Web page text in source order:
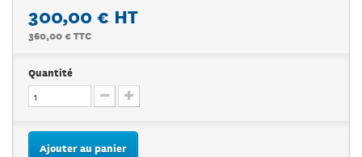
300,00 € HT
360,00 € TTC
Quantité
Ajouter au panier